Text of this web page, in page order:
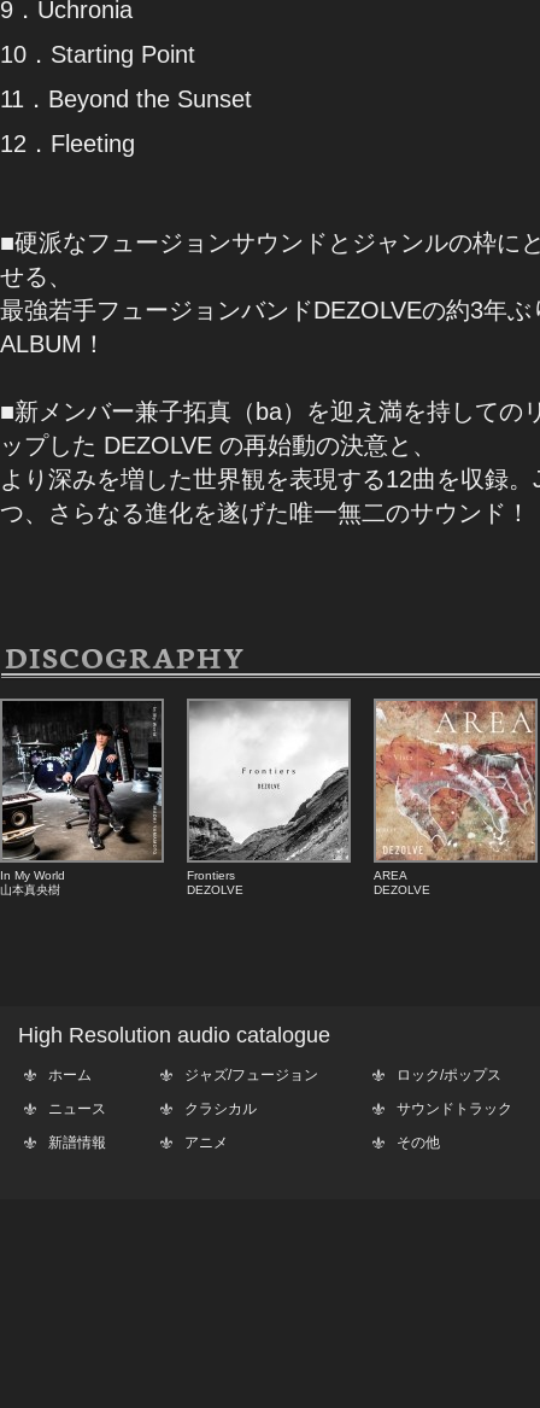
9．Uchronia
10．Starting Point
11．Beyond the Sunset
12．Fleeting
■硬派なフュージョンサウンドとジャンルの枠に
せる、
最強若⼿フュージョンバンドDEZOLVEの約3年
ALBUM！
■新メンバー兼⼦拓真（ba）を迎え満を持しての
ップした DEZOLVE の再始動の決意と、
より深みを増した世界観を表現する12曲を収録
つ、さらなる進化を遂げた唯⼀無⼆のサウンド！
DISCOGRAPHY
In My World
山本真央樹
Frontiers
DEZOLVE
AREA
DEZOLVE
High Resolution audio catalogue
ホーム
ニュース
新譜情報
ジャズ/フュージョン
クラシカル
アニメ
ロック/ポップス
サウンドトラック
その他